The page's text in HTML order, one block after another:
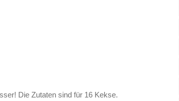
Die Zutaten sind für 16 Kekse.